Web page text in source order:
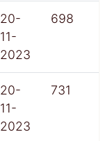
20-
11-
2023
698
20-
11-
2023
731